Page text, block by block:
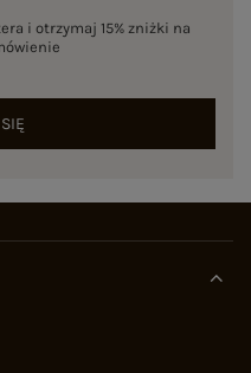
i otrzymaj 15% zniżki na